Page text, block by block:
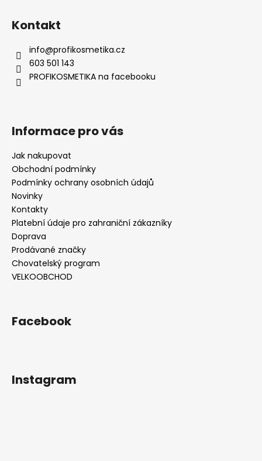
Kontakt
info@profikosmetika.cz
603 501 143
PROFIKOSMETIKA na facebooku
Informace pro vás
Jak nakupovat
Obchodní podmínky
Podmínky ochrany osobních údajů
Novinky
Kontakty
Platební údaje pro zahraniční zákazníky
Doprava
Prodávané značky
Chovatelský program
VELKOOBCHOD
Facebook
Instagram